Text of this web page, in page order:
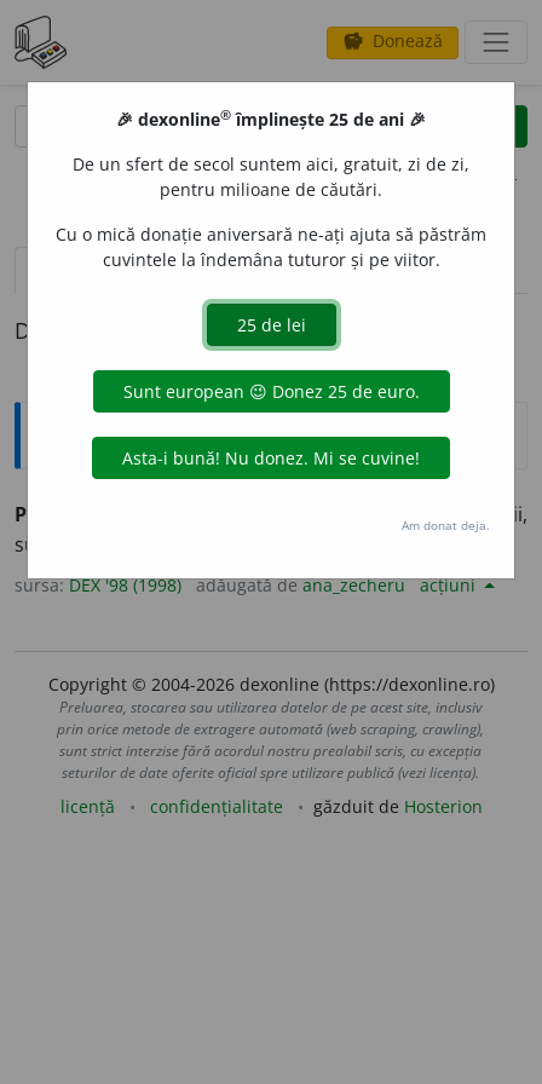
savings Donează
clear
opțiuni
definiții (1)
Definiția cu ID-ul 19071:
Explicative DEX
PI
Unitate de măsură a presiunii,
submultiplu al atmosferei. – Din
sursa:DEX '98 (1998) adăugată deana_zecheru acțiuni
Copyright © 2004-2026 dexonline (https://dexonline.ro)
Preluarea, stocarea sau utilizarea datelor de pe acest site, inclusiv
prin orice metode de extragere automată (web scraping, crawling),
sunt strict interzise fără acordul nostru prealabil scris, cu excepția
seturilor de date oferite oficial spre utilizare publică (vezi licența).
licență confidențialitate găzduit de Hosterion
🎉 dexonline® împlinește 25 de ani 🎉
De un sfert de secol suntem aici, gratuit, zi de zi,
pentru milioane de căutări.
Cu o mică donație aniversară ne-ați ajuta să păstrăm
cuvintele la îndemâna tuturor și pe viitor.
Am donat deja.